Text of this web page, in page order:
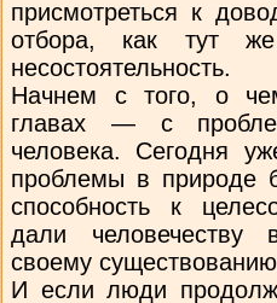
присмотреться к
отбора, как тут
несостоятельность.
Начнем с того, о
главах — с
человека. Сегодня
проблемы в природе
способность к
дали человечеству
своему
И если люди